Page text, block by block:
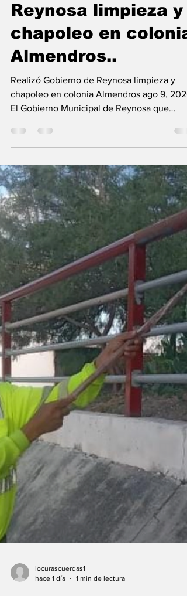
hace 8 horas
1 min de lectura
Realizó Gobierno de
Reynosa limpieza y
chapoleo en colonia
Almendros..
Realizó Gobierno de Reynosa limpieza y
chapoleo en colonia Almendros ago 9,
El Gobierno Municipal de Reynosa que
preside el Alcalde Carlos Peña Ortiz
con las acciones para mantener espacios
limpios y seguros para las familias de las
distintas colonias. Personal de la Secretaría
de Servicios Públicos que dirige José
Chávez Herrera realizó labores de limpieza
chapoleo en el Circuito Girasoles, así como
limpieza integral de la plaza ubicada en
Circuit